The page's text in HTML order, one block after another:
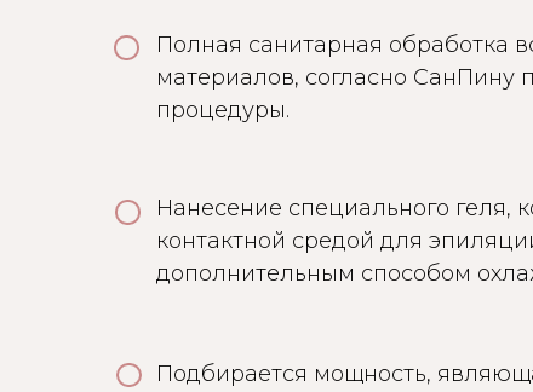
Полная санитарная обработка
материалов, согласно СанПину
процедуры.
Нанесение специального геля,
контактной средой для
дополнительным способом
Подбирается мощность,